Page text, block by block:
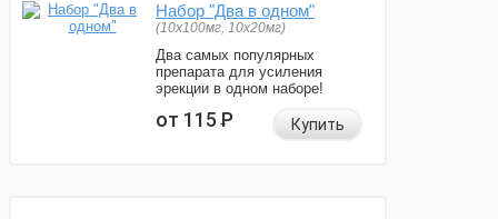
Набор "Два в одном"
(10x100мг, 10x20мг)
Два самых популярных
препарата для усиления
эрекции в одном наборе!
от 115Р Купить